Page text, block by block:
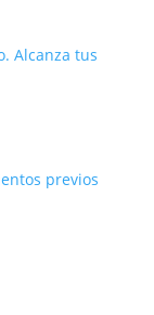
Alcanza tus
previos